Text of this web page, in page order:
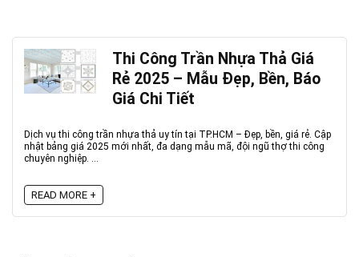
Thi Công Trần Nhựa Thả Giá
Rẻ 2025 – Mẫu Đẹp, Bền, Báo
Giá Chi Tiết
Dịch vụ thi công trần nhựa thả uy tín tại TP.HCM – Đẹp, bền, giá rẻ. Cập
nhật bảng giá 2025 mới nhất, đa dạng mẫu mã, đội ngũ thợ thi công
chuyên nghiệp. ...
READ MORE +